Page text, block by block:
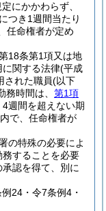
にかかわらず、
つき1週間当たり
任命権者が定め
18条第1項又は地
関する法律(平成
された職員(以下
務時間は、 第1項
週間を超えない期
で、任命権者が
の特殊の必要によ
することを必要
認を得て、別に
24・令7条例4・